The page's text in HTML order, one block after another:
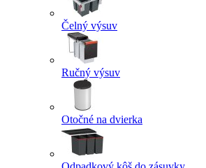
Čelný výsuv
Ručný výsuv
Otočné na dvierka